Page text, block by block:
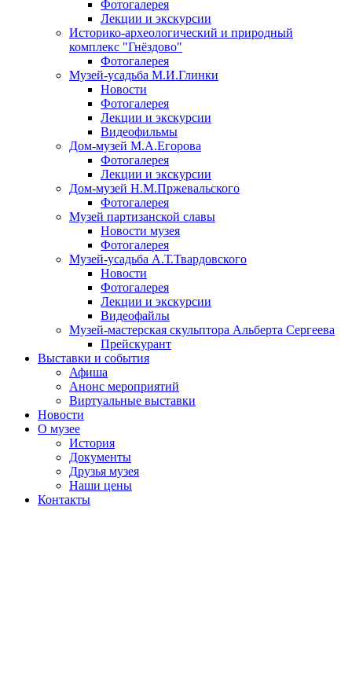
Фотогалерея
Лекции и экскурсии
Историко-археологический и природный
комплекс "Гнёздово"
Фотогалерея
Музей-усадьба М.И.Глинки
Новости
Фотогалерея
Лекции и экскурсии
Видеофильмы
Дом-музей М.А.Егорова
Фотогалерея
Лекции и экскурсии
Дом-музей Н.М.Пржевальского
Фотогалерея
Музей партизанской славы
Новости музея
Фотогалерея
Музей-усадьба А.Т.Твардовского
Новости
Фотогалерея
Лекции и экскурсии
Видеофайлы
Музей-мастерская скульптора Альберта Сергеева
Прейскурант
Выставки и события
Афиша
Анонс мероприятий
Виртуальные выставки
Новости
О музее
История
Документы
Друзья музея
Наши цены
Контакты